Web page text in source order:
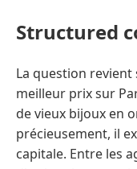
Structured
La question
meilleur prix sur
de vieux bijoux en
précieusement, il
capitale. Entre les